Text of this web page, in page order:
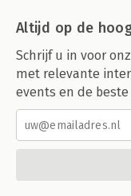
Altijd op de
Schrijf u in voor
met relevante
events en de beste